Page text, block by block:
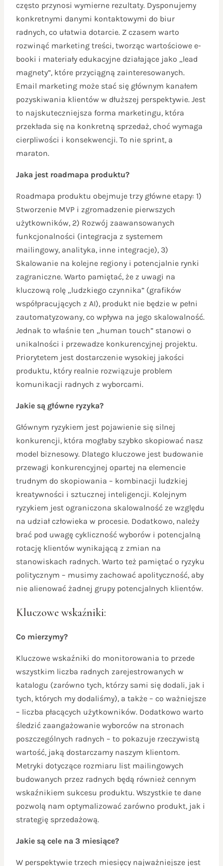
często przynosi wymierne rezultaty. Dysponujemy
konkretnymi danymi kontaktowymi do biur
radnych, co ułatwia dotarcie. Z czasem warto
rozwinąć marketing treści, tworząc wartościowe e-
booki i materiały edukacyjne działające jako „lead
magnety”, które przyciągną zainteresowanych.
Email marketing może stać się głównym kanałem
pozyskiwania klientów w dłuższej perspektywie. Jest
to najskuteczniejsza forma marketingu, która
przekłada się na konkretną sprzedaż, choć wymaga
cierpliwości i konsekwencji. To nie sprint, a
maraton.
Jaka jest roadmapa produktu?
Roadmapa produktu obejmuje trzy główne etapy: 1)
Stworzenie MVP i zgromadzenie pierwszych
użytkowników, 2) Rozwój zaawansowanych
funkcjonalności (integracja z systemem
mailingowy, analityka, inne integracje), 3)
Skalowanie na kolejne regiony i potencjalnie rynki
zagraniczne. Warto pamiętać, że z uwagi na
kluczową rolę „ludzkiego czynnika” (grafików
współpracujących z AI), produkt nie będzie w pełni
zautomatyzowany, co wpływa na jego skalowalność.
Jednak to właśnie ten „human touch” stanowi o
unikalności i przewadze konkurencyjnej projektu.
Priorytetem jest dostarczenie wysokiej jakości
produktu, który realnie rozwiązuje problem
komunikacji radnych z wyborcami.
Jakie są główne ryzyka?
Głównym ryzykiem jest pojawienie się silnej
konkurencji, która mogłaby szybko skopiować nasz
model biznesowy. Dlatego kluczowe jest budowanie
przewagi konkurencyjnej opartej na elemencie
trudnym do skopiowania – kombinacji ludzkiej
kreatywności i sztucznej inteligencji. Kolejnym
ryzykiem jest ograniczona skalowalność ze względu
na udział człowieka w procesie. Dodatkowo, należy
brać pod uwagę cykliczność wyborów i potencjalną
rotację klientów wynikającą z zmian na
stanowiskach radnych. Warto też pamiętać o ryzyku
politycznym – musimy zachować apolityczność, aby
nie alienować żadnej grupy potencjalnych klientów.
Kluczowe wskaźniki:
Co mierzymy?
Kluczowe wskaźniki do monitorowania to przede
wszystkim liczba radnych zarejestrowanych w
katalogu (zarówno tych, którzy sami się dodali, jak i
tych, których my dodaliśmy), a także – co ważniejsze
– liczba płacących użytkowników. Dodatkowo warto
śledzić zaangażowanie wyborców na stronach
poszczególnych radnych – to pokazuje rzeczywistą
wartość, jaką dostarczamy naszym klientom.
Metryki dotyczące rozmiaru list mailingowych
budowanych przez radnych będą również cennym
wskaźnikiem sukcesu produktu. Wszystkie te dane
pozwolą nam optymalizować zarówno produkt, jak i
strategię sprzedażową.
Jakie są cele na 3 miesiące?
W perspektywie trzech miesięcy najważniejsze jest